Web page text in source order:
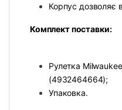
Корпус дозволяє
Комплект поставки:
Рулетка
(4932464664);
Упаковка.